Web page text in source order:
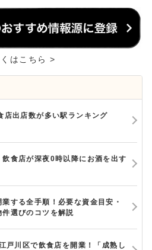
はこちら >
店出店数が多い駅ランキング
飲食店が深夜0時以降にお酒を出す
する全手順！必要な資金目安・
選びのコツを解説
戸川区で飲食店を開業！「成熟し